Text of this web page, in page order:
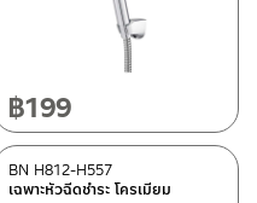
฿199
สินค้าลดราคา เคลียร์สต็อก
เฉพาะหัวฉีดชำระ โครเมียม
BN H812-H557